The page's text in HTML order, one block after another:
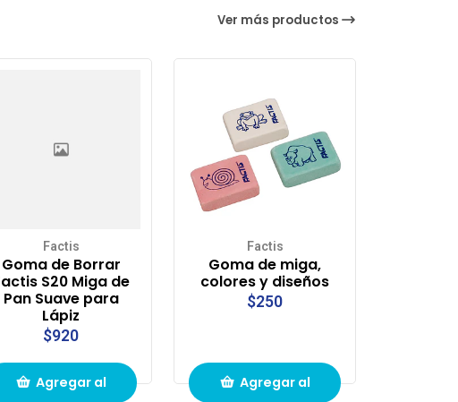
Ver más productos
Factis
Goma de Borrar
S20 Miga de
Pan Suave para
Lápiz
$920
Agregar al
Factis
Goma de miga,
colores y diseños
$250
Agregar al